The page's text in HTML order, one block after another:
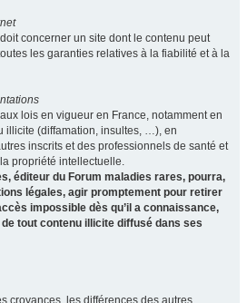
concerner un site dont le contenu peut
les garanties relatives à la fiabilité et à la
lois en vigueur en France, notamment en
illicite (diffamation, insultes, …), en
inscrits et des professionnels de santé et
propriété intellectuelle.
éditeur du Forum maladies rares, pourra,
légales, agir promptement pour retirer
impossible dès qu’il a connaissance,
tout contenu illicite diffusé dans ses
croyances, les différences des autres